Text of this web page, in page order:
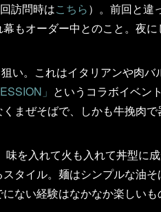
訪問時はこちら）。前回と違
もオーダー中とのこと。夜
い。これはイタリアンや肉
」 というコラボイベン
まぜそばで、しかも牛挽肉
を入れて火も入れて丼型に
タイル。麺はシンプルな油
ない経験はなかなか楽しい